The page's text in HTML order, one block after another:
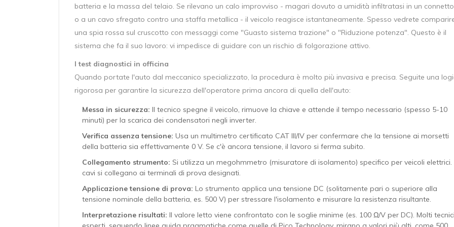
batteria e la massa del telaio. Se rilevano un calo improvviso - magari dovuto a umidità infiltratasi in un
o a un cavo sfregato contro una staffa metallica - il veicolo reagisce istantaneamente. Spesso vedrete
una spia rossa sul cruscotto con messaggi come "Guasto sistema trazione" o "Riduzione potenza". Questo è il
sistema che fa il suo lavoro: vi impedisce di guidare con un rischio di folgorazione attivo.
I test diagnostici in officina
Quando portate l'auto dal meccanico specializzato, la procedura è molto più invasiva e precisa. Seguite una
rigorosa per garantire la sicurezza dell'operatore prima ancora di quella dell'auto:
Messa in sicurezza: Il tecnico spegne il veicolo, rimuove la chiave e attende il tempo necessario (spesso 5-10
minuti) per la scarica dei condensatori negli inverter.
Verifica assenza tensione: Usa un multimetro certificato CAT III/IV per confermare che la tensione ai morsetti
della batteria sia effettivamente 0 V. Se c'è ancora tensione, il lavoro si ferma subito.
Collegamento strumento: Si utilizza un megohmmetro (misuratore di isolamento) specifico per veicoli elettrici.
cavi si collegano ai terminali di prova designati.
Applicazione tensione di prova: Lo strumento applica una tensione DC (solitamente pari o superiore alla
tensione nominale della batteria, es. 500 V) per stressare l'isolamento e misurare la resistenza risultante.
Interpretazione risultati: Il valore letto viene confrontato con le soglie minime (es. 100 Ω/V per DC). Molti tecnici